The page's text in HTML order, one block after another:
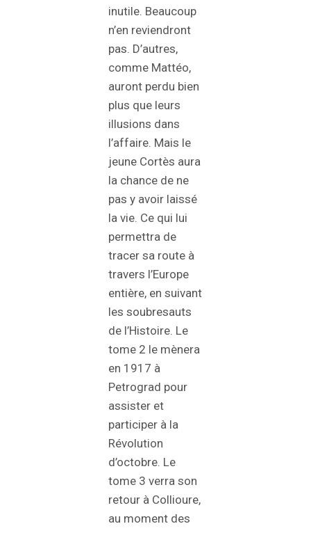
inutile. Beaucoup
n’en reviendront
pas. D’autres,
comme Mattéo,
auront perdu bien
plus que leurs
illusions dans
l’affaire. Mais le
jeune Cortès aura
la chance de ne
pas y avoir laissé
la vie. Ce qui lui
permettra de
tracer sa route à
travers l’Europe
entière, en suivant
les soubresauts
de l’Histoire. Le
tome 2 le mènera
en 1917 à
Petrograd pour
assister et
participer à la
Révolution
d’octobre. Le
tome 3 verra son
retour à Collioure,
au moment des